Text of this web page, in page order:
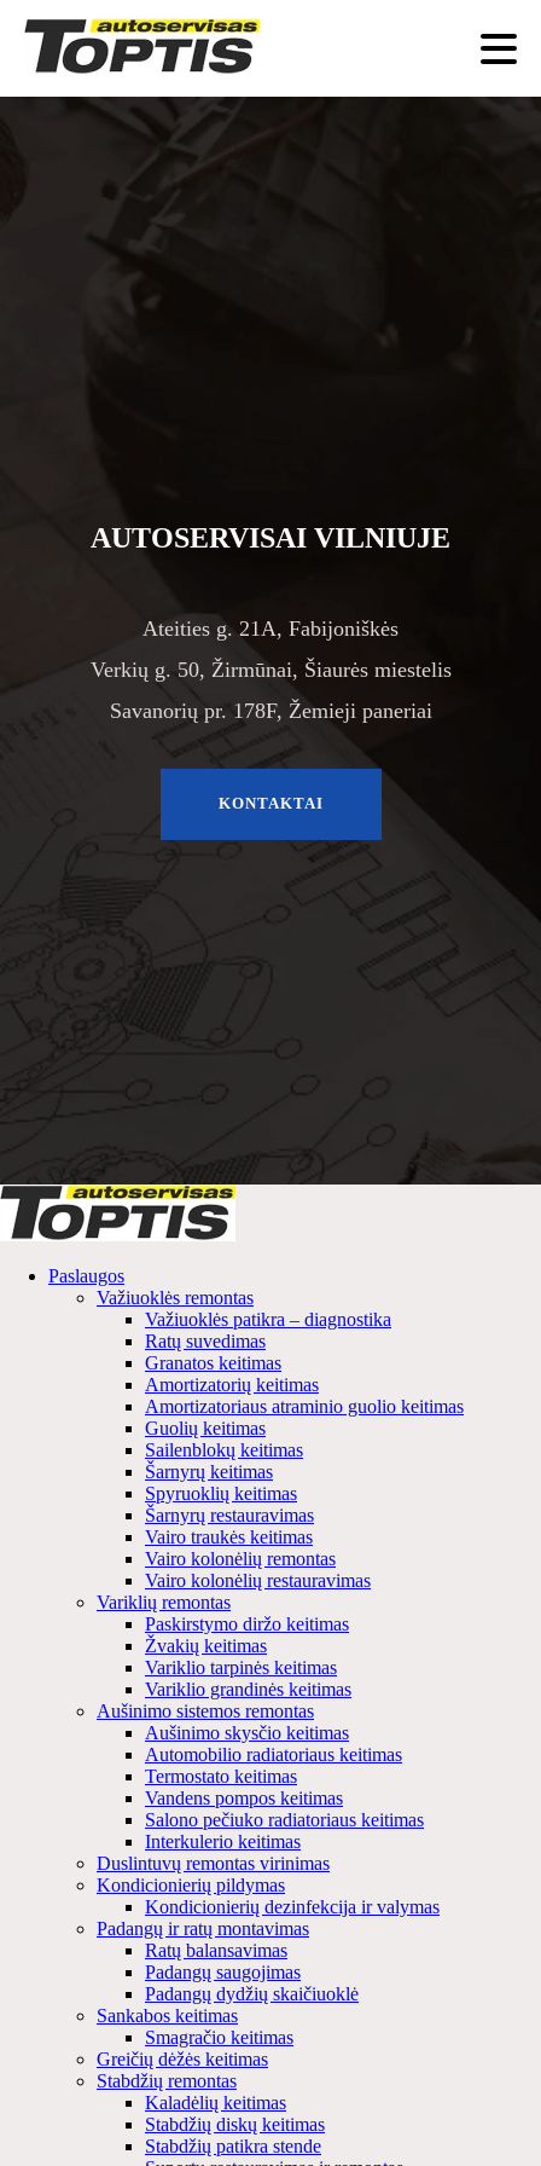
AUTOSERVISAI VILNIUJE
Ateities g. 21A, Fabijoniškės
Verkių g. 50, Žirmūnai, Šiaurės miestelis
Savanorių pr. 178F, Žemieji paneriai
KONTAKTAI
Paslaugos
Važiuoklės remontas
Važiuoklės patikra – diagnostika
Ratų suvedimas
Granatos keitimas
Amortizatorių keitimas
Amortizatoriaus atraminio guolio keitimas
Guolių keitimas
Sailenblokų keitimas
Šarnyrų keitimas
Spyruoklių keitimas
Šarnyrų restauravimas
Vairo traukės keitimas
Vairo kolonėlių remontas
Vairo kolonėlių restauravimas
Variklių remontas
Paskirstymo diržo keitimas
Žvakių keitimas
Variklio tarpinės keitimas
Variklio grandinės keitimas
Aušinimo sistemos remontas
Aušinimo skysčio keitimas
Automobilio radiatoriaus keitimas
Termostato keitimas
Vandens pompos keitimas
Salono pečiuko radiatoriaus keitimas
Interkulerio keitimas
Duslintuvų remontas virinimas
Kondicionierių pildymas
Kondicionierių dezinfekcija ir valymas
Padangų ir ratų montavimas
Ratų balansavimas
Padangų saugojimas
Padangų dydžių skaičiuoklė
Sankabos keitimas
Smagračio keitimas
Greičių dėžės keitimas
Stabdžių remontas
Kaladėlių keitimas
Stabdžių diskų keitimas
Stabdžių patikra stende